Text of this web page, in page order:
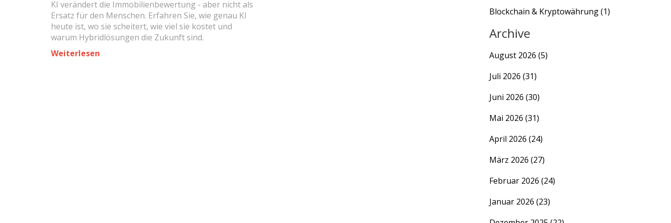
führt
KI verändert die Immobilienbewertung - aber nicht als
Ersatz für den Menschen. Erfahren Sie, wie genau KI
heute ist, wo sie scheitert, wie viel sie kostet und
warum Hybridlösungen die Zukunft sind.
Weiterlesen
Blockchain & Kryptowährung(1)
Archive
August 2026 (5)
Juli 2026 (31)
Juni 2026 (30)
Mai 2026 (31)
April 2026 (24)
März 2026 (27)
Februar 2026 (24)
Januar 2026 (23)